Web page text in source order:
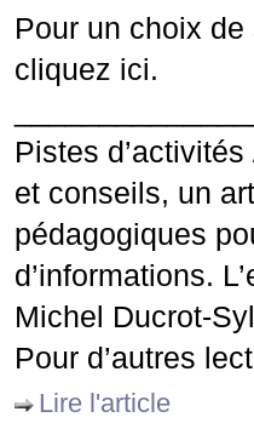
Pour un choix
cliquez ici.
Pistes
et conseils, un
pédagogiques
d’informations.
Michel Ducrot-
Pour d’autres
Lire l'article